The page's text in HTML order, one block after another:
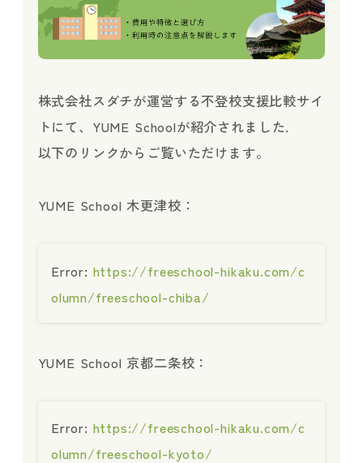
お知
お問
株式会社スダチが運営する不登校支援比較サイ
トにて、YUME Schoolが紹介されました.
以下のリンクからご覧いただけます。
YUME School 木更津校：
Error: https://freeschool-hikaku.com/c
olumn/freeschool-chiba/
YUME School 京都二条校：
Error: https://freeschool-hikaku.com/c
olumn/freeschool-kyoto/